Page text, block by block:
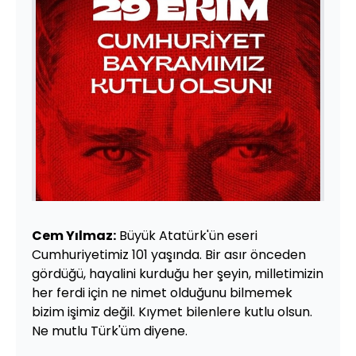
Cem Yılmaz: Büyük Atatürk'ün eseri
Cumhuriyetimiz 101 yaşında. Bir asır önceden
gördüğü, hayalini kurduğu her şeyin, milletimizin
her ferdi için ne nimet olduğunu bilmemek
bizim işimiz değil. Kıymet bilenlere kutlu olsun.
Ne mutlu Türk'üm diyene.